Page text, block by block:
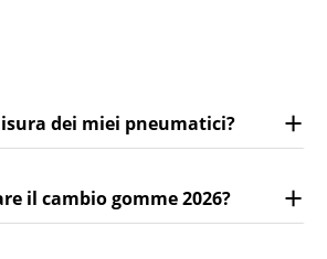
dei miei pneumatici?
il cambio gomme 2026?